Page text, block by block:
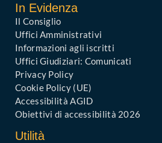
In Evidenza
Il Consiglio
Uffici Amministrativi
Informazioni agli iscritti
Uffici Giudiziari: Comunicati
Privacy Policy
Cookie Policy (UE)
Accessibilità AGID
Obiettivi di accessibilità 2026
Utilità